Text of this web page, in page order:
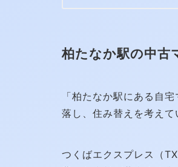
柏たなか駅の中古
「柏たなか駅にある自
落し、住み替えを考えて
つくばエクスプレス（